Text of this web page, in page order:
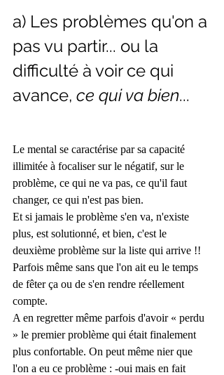
a) Les problèmes qu'on a
pas vu partir... ou la
difficulté à voir ce qui
avance, ce qui va bien...
Le mental se caractérise par sa capacité
illimitée à focaliser sur le négatif, sur le
problème, ce qui ne va pas, ce qu'il faut
changer, ce qui n'est pas bien.
Et si jamais le problème s'en va, n'existe
plus, est solutionné, et bien, c'est le
deuxième problème sur la liste qui arrive !!
Parfois même sans que l'on ait eu le temps
de fêter ça ou de s'en rendre réellement
compte.
A en regretter même parfois d'avoir « perdu
» le premier problème qui était finalement
plus confortable. On peut même nier que
l'on a eu ce problème : -oui mais en fait